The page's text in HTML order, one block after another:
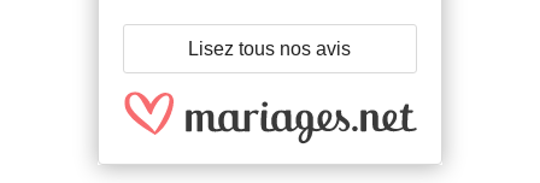
Lisez tous nos avis